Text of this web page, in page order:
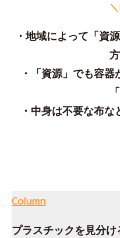
・地域によって「資
・「資源」でも容
・中身は不要な布
Column
プラスチックを見分け